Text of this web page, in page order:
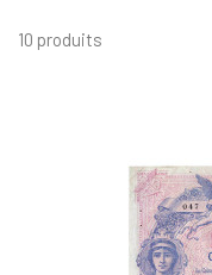
10 produits